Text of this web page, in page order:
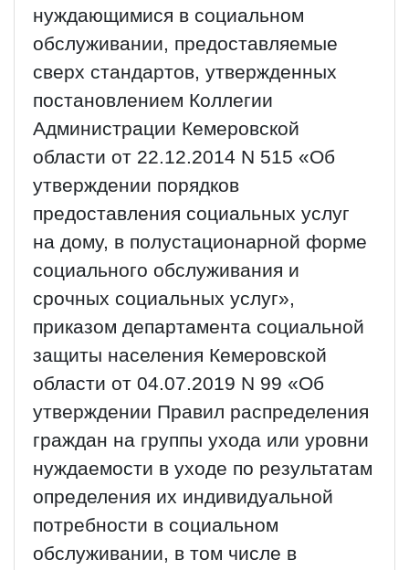
нуждающимися в социальном
обслуживании, предоставляемые
сверх стандартов, утвержденных
постановлением Коллегии
Администрации Кемеровской
области от 22.12.2014 N 515 «Об
утверждении порядков
предоставления социальных услуг
на дому, в полустационарной форме
социального обслуживания и
срочных социальных услуг»,
приказом департамента социальной
защиты населения Кемеровской
области от 04.07.2019 N 99 «Об
утверждении Правил распределения
граждан на группы ухода или уровни
нуждаемости в уходе по результатам
определения их индивидуальной
потребности в социальном
обслуживании, в том числе в